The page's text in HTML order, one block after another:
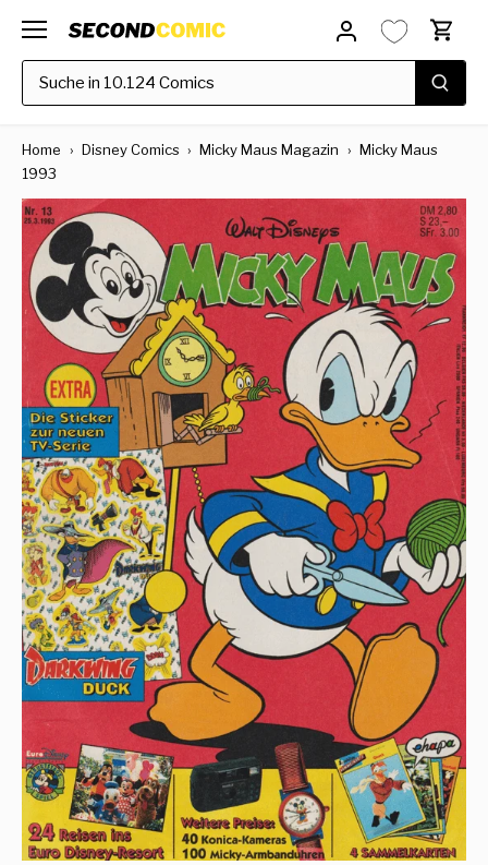
zum
Inhalt
Home › Disney Comics › Micky Maus Magazin › Micky Maus
1993